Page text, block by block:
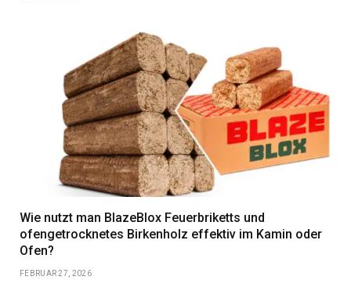
Wie nutzt man BlazeBlox Feuerbriketts und
ofengetrocknetes Birkenholz effektiv im Kamin oder
Ofen?
FEBRUAR 27, 2026